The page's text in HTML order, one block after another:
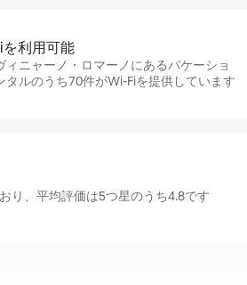
利⁠用⁠可⁠能
ィニャーノ・ロマーノにあるバケーショ
タルのうち70件がWi-Fiを提供しています
り、平均評価は5つ星のうち4.8です